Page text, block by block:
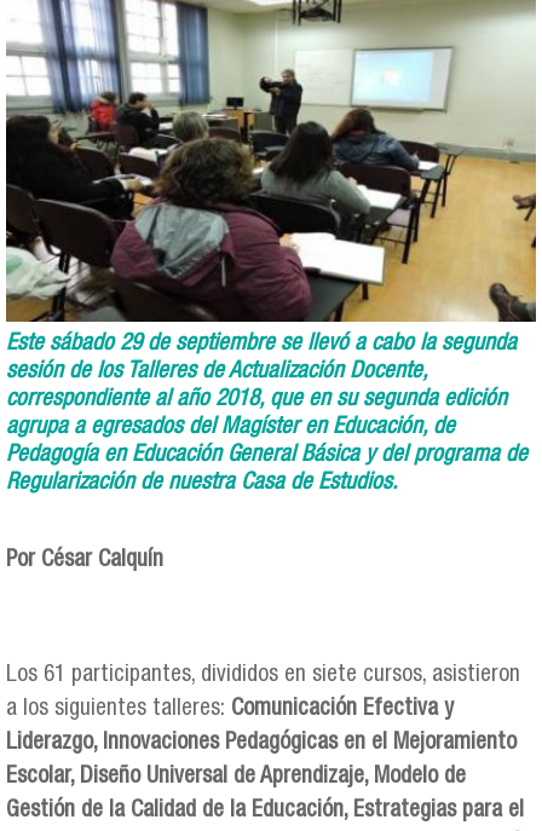
Este sábado 29 de septiembre se llevó a cabo la segunda
sesión de los Talleres de Actualización Docente,
correspondiente al año 2018, que en su segunda edición
agrupa a egresados del Magíster en Educación, de
Pedagogía en Educación General Básica y del programa de
Regularización de nuestra Casa de Estudios.
Por César Calquín
Los 61 participantes, divididos en siete cursos, asistieron
a los siguientes talleres: Comunicación Efectiva y
Liderazgo, Innovaciones Pedagógicas en el Mejoramiento
Escolar, Diseño Universal de Aprendizaje, Modelo de
Gestión de la Calidad de la Educación, Estrategias para el